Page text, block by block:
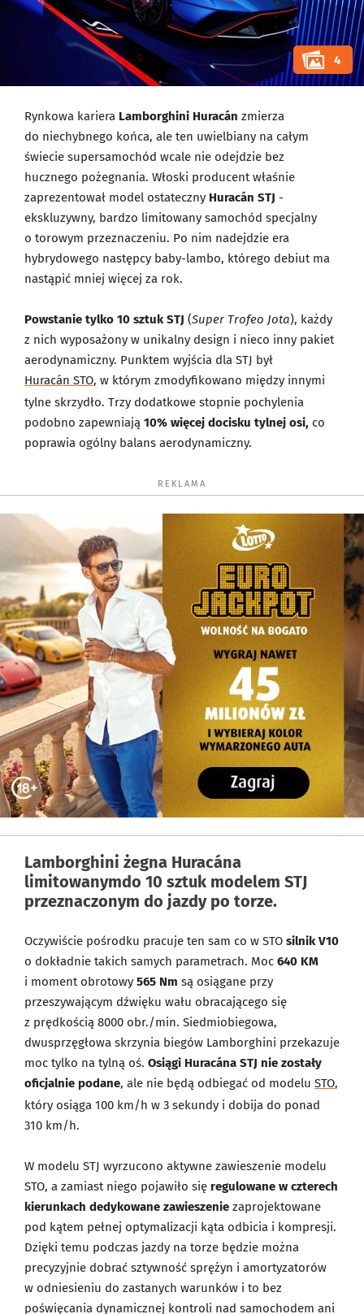
4
Rynkowa kariera Lamborghini Huracán zmierza
do niechybnego końca, ale ten uwielbiany na całym
świecie supersamochód wcale nie odejdzie bez
hucznego pożegnania. Włoski producent właśnie
zaprezentował model ostateczny Huracán STJ -
ekskluzywny, bardzo limitowany samochód specjalny
o torowym przeznaczeniu. Po nim nadejdzie era
hybrydowego następcy baby-lambo, którego debiut ma
nastąpić mniej więcej za rok.
Powstanie tylko 10 sztuk STJ (Super Trofeo Jota), każdy
z nich wyposażony w unikalny design i nieco inny pakiet
aerodynamiczny. Punktem wyjścia dla STJ był
Huracán STO, w którym zmodyfikowano między innymi
tylne skrzydło. Trzy dodatkowe stopnie pochylenia
podobno zapewniają 10% więcej docisku tylnej osi, co
poprawia ogólny balans aerodynamiczny.
REKLAMA
Lamborghini żegna Huracána
limitowanymdo 10 sztuk modelem STJ
przeznaczonym do jazdy po torze.
Oczywiście pośrodku pracuje ten sam co w STO silnik V10
o dokładnie takich samych parametrach. Moc 640 KM
i moment obrotowy 565 Nm są osiągane przy
przeszywającym dźwięku wału obracającego się
z prędkością 8000 obr./min. Siedmiobiegowa,
dwusprzęgłowa skrzynia biegów Lamborghini przekazuje
moc tylko na tylną oś. Osiągi Huracána STJ nie zostały
oficjalnie podane, ale nie będą odbiegać od modelu STO,
który osiąga 100 km/h w 3 sekundy i dobija do ponad
310 km/h.
W modelu STJ wyrzucono aktywne zawieszenie modelu
STO, a zamiast niego pojawiło się regulowane w czterech
kierunkach dedykowane zawieszenie zaprojektowane
pod kątem pełnej optymalizacji kąta odbicia i kompresji.
Dzięki temu podczas jazdy na torze będzie można
precyzyjnie dobrać sztywność sprężyn i amortyzatorów
w odniesieniu do zastanych warunków i to bez
poświęcania dynamicznej kontroli nad samochodem ani